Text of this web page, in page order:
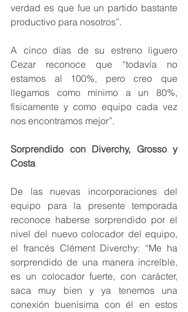
verdad es que fue un partido bastante
productivo para nosotros”.
A cinco días de su estreno liguero
Cezar reconoce que “todavía no
estamos al 100%, pero creo que
llegamos como mínimo a un 80%,
físicamente y como equipo cada vez
nos encontramos mejor”.
Sorprendido con Diverchy, Grosso y
Costa
De las nuevas incorporaciones del
equipo para la presente temporada
reconoce haberse sorprendido por el
nivel del nuevo colocador del equipo,
el francés Clément Diverchy: “Me ha
sorprendido de una manera increíble,
es un colocador fuerte, con carácter,
saca muy bien y ya tenemos una
conexión buenísima con él en estos